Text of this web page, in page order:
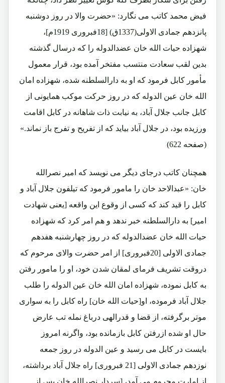
فیض محمد کاتب می نگارد: «حضرت والا در روز دوشنبه
پانزدهم جمادی الاولی(1337ق) [18فبروری 1919م]،
شهزاده حیات الله خان عضدالدوله را که درسال گذشته
بدین لقب سعادت منتسب مفتخر آمده بود، قرار معمول
مأمور کابل فرمود که او به دارالسلطنه شده، شهزاده امان
الله خان عین الدوله که در روز حرکت موکب همایونی از
کابل جانب جلال آباد، به نیابت ذات شاهانه در کابل اقامت
ورزیده بود، در جلال آباد بیاید که از تفریح و تفرج باز نماند.»
(صفحه 622)
همچنان کاتب درجای دیگر می نویسد که امیر نصرالله
خان: «عبدالاحد خان را مامور فرمود که تیلفون جلال آباد و
کابل را قید کند که کسی از وقوع این واقعه [یعنی شهادت
امیر] به دارالسلطنه خبر ندهد و هم امر کرد که شهزاده
حیات الله خان عضدالدوله که در روز چهارشنبه هفدهم
جمادی الاولی [20فبروری] از امر حضرت والای مرحوم که
دروقت تشریف فرمای لمقان شدن خود، او را مامور رفتن
به کابل نموده، شهزاده امان الله خان عین الدوله را طلب
جلال آباد فرموده، او[حیات الله خان] راه کابل را به سواری
موتر برگرفته، از قضا و قدرالهی درباغ نمله تب عارض
حال او شده ازرفتن کابل بازمانده بود، واگرنه امروز
بایست در کابل می رسید و عین الدوله در روز جمعه
نوزدهم جمادی الاولی [21 فبروری] راه جلال آباد برداشته،